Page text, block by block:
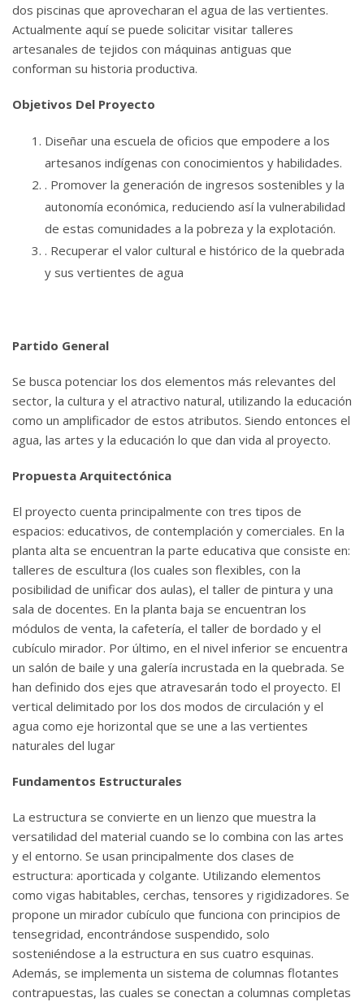
dos piscinas que aprovecharan el agua de las vertientes.
Actualmente aquí se puede solicitar visitar talleres
artesanales de tejidos con máquinas antiguas que
conforman su historia productiva.
Objetivos Del Proyecto
Diseñar una escuela de oficios que empodere a los
artesanos indígenas con conocimientos y habilidades.
. Promover la generación de ingresos sostenibles y la
autonomía económica, reduciendo así la vulnerabilidad
de estas comunidades a la pobreza y la explotación.
. Recuperar el valor cultural e histórico de la quebrada
y sus vertientes de agua
Partido General
Se busca potenciar los dos elementos más relevantes del
sector, la cultura y el atractivo natural, utilizando la educación
como un amplificador de estos atributos. Siendo entonces el
agua, las artes y la educación lo que dan vida al proyecto.
Propuesta Arquitectónica
El proyecto cuenta principalmente con tres tipos de
espacios: educativos, de contemplación y comerciales. En la
planta alta se encuentran la parte educativa que consiste en:
talleres de escultura (los cuales son flexibles, con la
posibilidad de unificar dos aulas), el taller de pintura y una
sala de docentes. En la planta baja se encuentran los
módulos de venta, la cafetería, el taller de bordado y el
cubículo mirador. Por último, en el nivel inferior se encuentra
un salón de baile y una galería incrustada en la quebrada. Se
han definido dos ejes que atravesarán todo el proyecto. El
vertical delimitado por los dos modos de circulación y el
agua como eje horizontal que se une a las vertientes
naturales del lugar
Fundamentos Estructurales
La estructura se convierte en un lienzo que muestra la
versatilidad del material cuando se lo combina con las artes
y el entorno. Se usan principalmente dos clases de
estructura: aporticada y colgante. Utilizando elementos
como vigas habitables, cerchas, tensores y rigidizadores. Se
propone un mirador cubículo que funciona con principios de
tensegridad, encontrándose suspendido, solo
sosteniéndose a la estructura en sus cuatro esquinas.
Además, se implementa un sistema de columnas flotantes
contrapuestas, las cuales se conectan a columnas completas